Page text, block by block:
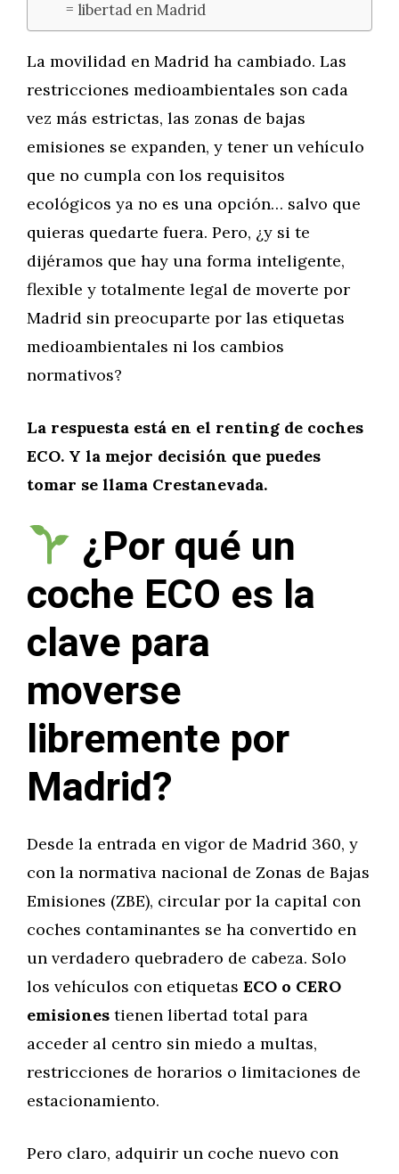
= libertad en Madrid
La movilidad en Madrid ha cambiado. Las
restricciones medioambientales son cada
vez más estrictas, las zonas de bajas
emisiones se expanden, y tener un vehículo
que no cumpla con los requisitos
ecológicos ya no es una opción… salvo que
quieras quedarte fuera. Pero, ¿y si te
dijéramos que hay una forma inteligente,
flexible y totalmente legal de moverte por
Madrid sin preocuparte por las etiquetas
medioambientales ni los cambios
normativos?
La respuesta está en el renting de coches
ECO. Y la mejor decisión que puedes
tomar se llama Crestanevada.
¿Por qué un
coche ECO es la
clave para
moverse
libremente por
Madrid?
Desde la entrada en vigor de Madrid 360, y
con la normativa nacional de Zonas de Bajas
Emisiones (ZBE), circular por la capital con
coches contaminantes se ha convertido en
un verdadero quebradero de cabeza. Solo
los vehículos con etiquetas ECO o CERO
emisiones tienen libertad total para
acceder al centro sin miedo a multas,
restricciones de horarios o limitaciones de
estacionamiento.
Pero claro, adquirir un coche nuevo con